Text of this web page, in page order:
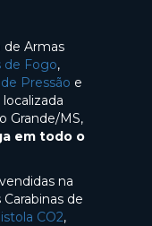
de Armas
de Fogo,
Pressão e
Grande/MS,
em todo o
na
de
CO2,